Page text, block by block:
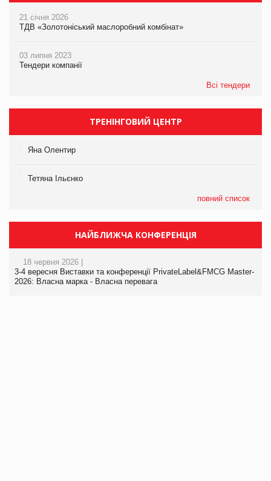
21 січня 2026
ТДВ «Золотоніський маслоробний комбінат»
03 липня 2023
Тендери компанії
Всі тендери
ТРЕНІНГОВИЙ ЦЕНТР
Яна Олентир
Тетяна Ільєнко
повний список
НАЙБЛИЖЧА КОНФЕРЕНЦІЯ
18 червня 2026 |
3-4 вересня Виставки та конференції PrivateLabel&FMCG Master-
2026: Власна марка - Власна перевага